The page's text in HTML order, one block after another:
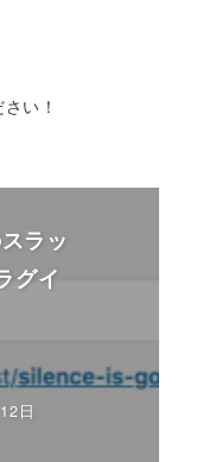
い！
ラッ
グイ
日